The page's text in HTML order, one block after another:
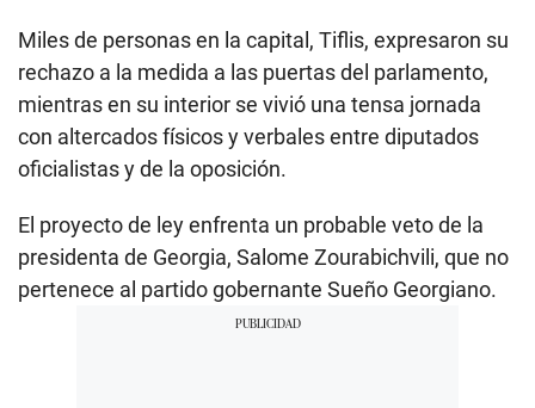
Miles de personas en la capital, Tiflis, expresaron su
rechazo a la medida a las puertas del parlamento,
mientras en su interior se vivió una tensa jornada
con altercados físicos y verbales entre diputados
oficialistas y de la oposición.
El proyecto de ley enfrenta un probable veto de la
presidenta de Georgia, Salome Zourabichvili, que no
pertenece al partido gobernante Sueño Georgiano.